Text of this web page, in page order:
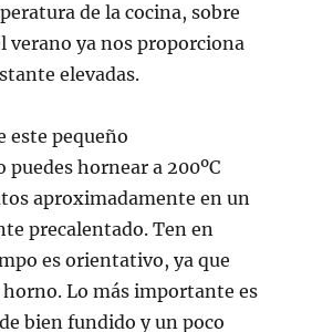
de la cocina, sobre
verano ya nos proporciona
elevadas.
este pequeño
hornear a 200ºC
aproximadamente en un
precalentado. Ten en
es orientativo, ya que
horno. Lo más importante es
bien fundido y un poco